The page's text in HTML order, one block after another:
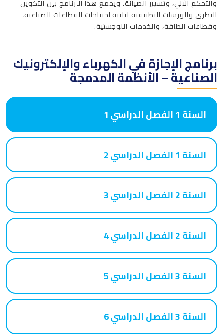
والتحكم الآلي، وتسيير الصيانة. ويجمع هذا البرنامج بين التكوين
النظري والورشات التطبيقية لتلبية احتياجات القطاعات الصناعية،
وقطاعات الطاقة، والخدمات اللوجستية.
برنامج الإجازة في الكهرباء والإلكترونيك
الصناعية – الأنظمة المدمجة
السنة 1 الفصل الدراسي 1
السنة 1 الفصل الدراسي 2
السنة 2 الفصل الدراسي 3
السنة 2 الفصل الدراسي 4
السنة 3 الفصل الدراسي 5
السنة 3 الفصل الدراسي 6